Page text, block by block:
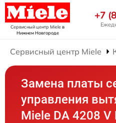
Сервисный центр Mieleв
Нижнем Новгороде
+7
Сервисный центр Miele
Замена платы
управления
Miele DA 4208 V